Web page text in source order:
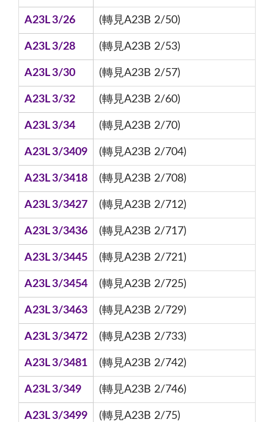
A23L 3/26 (轉見A23B 2/50)
A23L 3/28 (轉見A23B 2/53)
A23L 3/30 (轉見A23B 2/57)
A23L 3/32 (轉見A23B 2/60)
A23L 3/34 (轉見A23B 2/70)
A23L 3/3409 (轉見A23B 2/704)
A23L 3/3418 (轉見A23B 2/708)
A23L 3/3427 (轉見A23B 2/712)
A23L 3/3436 (轉見A23B 2/717)
A23L 3/3445 (轉見A23B 2/721)
A23L 3/3454 (轉見A23B 2/725)
A23L 3/3463 (轉見A23B 2/729)
A23L 3/3472 (轉見A23B 2/733)
A23L 3/3481 (轉見A23B 2/742)
A23L 3/349 (轉見A23B 2/746)
A23L 3/3499 (轉見A23B 2/75)